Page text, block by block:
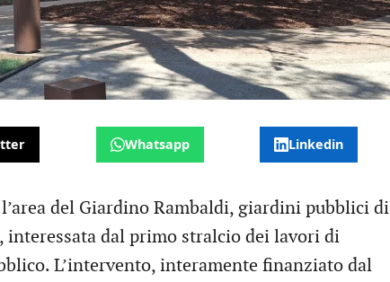
Whatsapp Linkedin
del Giardino Rambaldi, giardini pubblici di
interessata dal primo stralcio dei lavori di
L’intervento, interamente finanziato dal